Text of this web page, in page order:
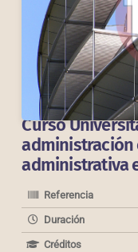
Curso
administración
administrativa
Referencia
Duración
Créditos